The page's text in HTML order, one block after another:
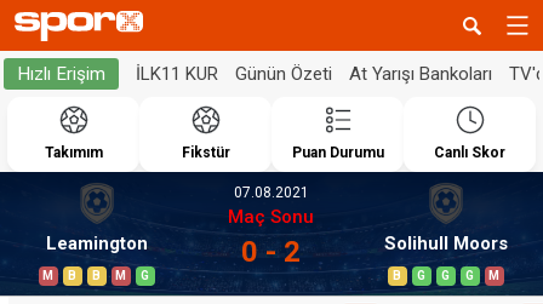
Hızlı Erişim İLK11 KUR Günün Özeti At Yarışı Bankoları
Takımım Fikstür Puan Durumu Canlı Skor
Leamington
M B B M G
07.08.2021
Maç Sonu
0 - 2 Solihull Moors
B G G G M